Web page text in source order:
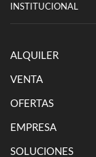
INSTITUCIONAL
ALQUILER
VENTA
OFERTAS
EMPRESA
SOLUCIONES